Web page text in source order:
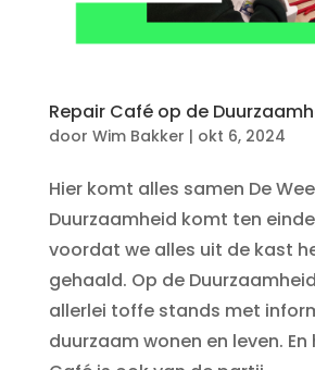
Repair Café op de
door Wim Bakker | okt 6, 2024
Hier komt alles samen De
Duurzaamheid komt ten
voordat we alles uit de kast
gehaald. Op de
allerlei toffe stands met
duurzaam wonen en leven. En